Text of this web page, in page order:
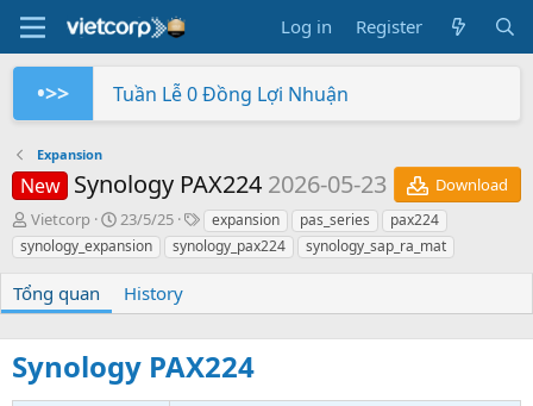
Log in Register
•>> Synology
Thông báo điều chỉnh giá một số
Expansion
New Synology PAX224 2026-05-23
Download
A
u
t
h
o
Vietcorp
C
r
e
n
d
23/5/25
T
a
g
expansion pas_series
pax224
synology_expansion
synology_pax224 synology_sap_ra_mat
Tổng quan History
Synology PAX224